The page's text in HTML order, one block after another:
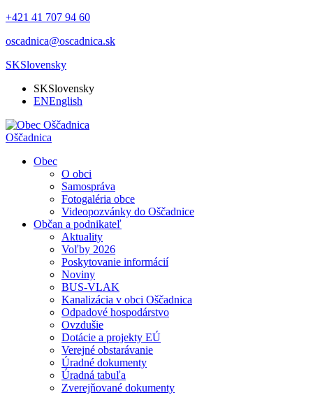
+421 41 707 94 60
oscadnica@oscadnica.sk
SKSlovensky
SKSlovensky
ENEnglish
Oščadnica
Obec
O obci
Samospráva
Fotogaléria obce
Videopozvánky do Oščadnice
Občan a podnikateľ
Aktuality
Voľby 2026
Poskytovanie informácií
Noviny
BUS-VLAK
Kanalizácia v obci Oščadnica
Odpadové hospodárstvo
Ovzdušie
Dotácie a projekty EÚ
Verejné obstarávanie
Úradné dokumenty
Úradná tabuľa
Zverejňované dokumenty